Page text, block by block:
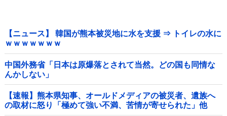
【ニュース】 韓国が熊本被災地に水を支援 ⇒ トイレの水に
ｗｗｗｗｗｗｗ
中国外務省「日本は原爆落とされて当然。どの国も同情な
んかしない」
【速報】熊本県知事、オールドメディアの被災者、遺族へ
の取材に怒り「極めて強い不満、苦情が寄せられた」他